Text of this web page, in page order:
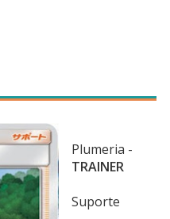
Plumeria -
TRAINER
Suporte